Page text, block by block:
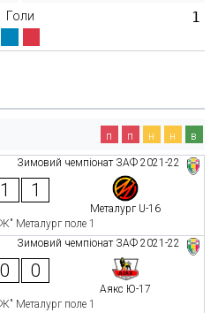
Голи 1
п п н н в
Зимовий чемпіонат ЗАФ 2021-22
1 1
Металург U-16
Металург поле 1
Зимовий чемпіонат ЗАФ 2021-22
0 0
Аякс Ю-17
Металург поле 1